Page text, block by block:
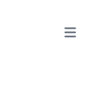
Open